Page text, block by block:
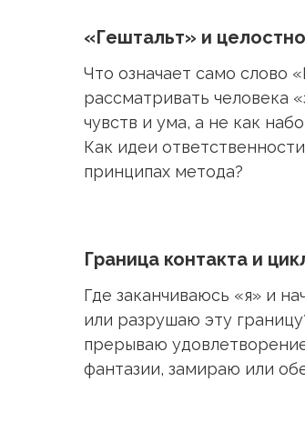
«Гештальт» и
Что означает само слово
рассматривать человека
чувств и ума, а не как
Как идеи
принципах метода?
Граница контакта и
Где заканчиваюсь «я» и
или разрушаю эту
прерываю
фантазии, замираю или